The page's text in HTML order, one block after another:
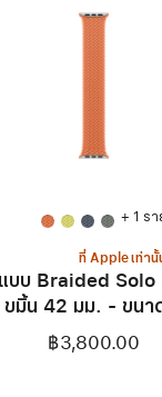
+ 1 ร
ที่ Apple เท่านั้
บบ Braided Solo
ขมิ้น 42 มม. - ขนา
฿3,800.00